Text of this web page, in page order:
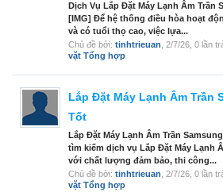
Dịch Vụ Lắp Đặt Máy Lạnh Âm Trần
[IMG] Để hệ thống điều hòa hoạt
và có tuổi thọ cao, việc lựa...
Chủ đề bởi: tinhtrieuan 2/7/26 , 0 lần
vặt Tổng hợp
Lắp Đặt Máy Lạnh Âm Trần
Tốt
Lắp Đặt Máy Lạnh Âm Trần
tìm kiếm dịch vụ Lắp Đặt Máy Lạnh
với chất lượng đảm bảo, thi công...
Chủ đề bởi: tinhtrieuan 2/7/26 , 0 lần
vặt Tổng hợp